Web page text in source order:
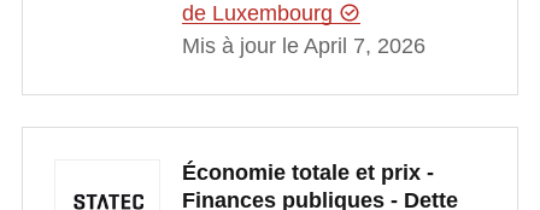
de Luxembourg
Mis à jour le April 7, 2026
Économie totale et prix -
Finances publiques - Dette